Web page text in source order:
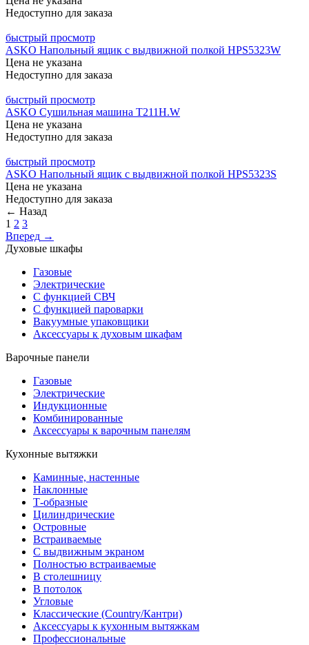
Недоступно для заказа
быстрый просмотр
ASKO Напольный ящик с выдвижной полкой HPS5323W
Цена не указана
Недоступно для заказа
быстрый просмотр
ASKO Сушильная машина T211H.W
Цена не указана
Недоступно для заказа
быстрый просмотр
ASKO Напольный ящик с выдвижной полкой HPS5323S
Цена не указана
Недоступно для заказа
← Назад
1 2 3
Вперед →
Духовые шкафы
Газовые
Электрические
С функцией СВЧ
С функцией пароварки
Вакуумные упаковщики
Аксессуары к духовым шкафам
Варочные панели
Газовые
Электрические
Индукционные
Комбинированные
Аксессуары к варочным панелям
Кухонные вытяжки
Каминные, настенные
Наклонные
Т-образные
Цилиндрические
Островные
Встраиваемые
С выдвижным экраном
Полностью встраиваемые
В столешницу
В потолок
Угловые
Классические (Country/Кантри)
Аксессуары к кухонным вытяжкам
Профессиональные